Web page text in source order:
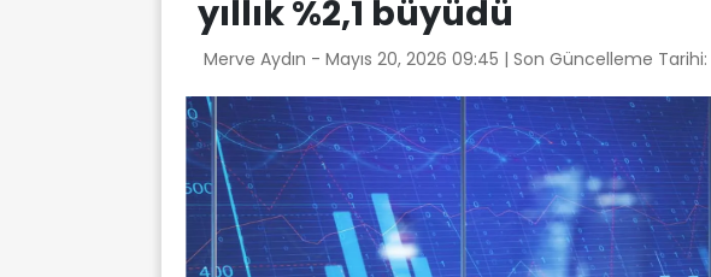
yıllık %2,1 büyüdü
Merve Aydın - Mayıs 20, 2026 09:45 | Son Güncelleme Tarihi: